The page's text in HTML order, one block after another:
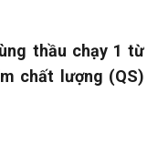
thầu chạy 1 từ
chất lượng (QS)